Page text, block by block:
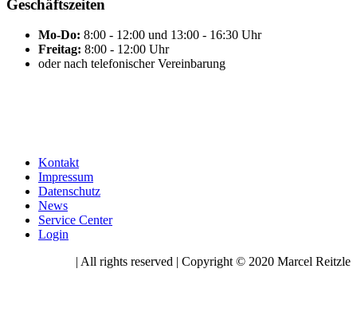
Geschäftszeiten
Mo-Do: 8:00 - 12:00 und 13:00 - 16:30 Uhr
Freitag: 8:00 - 12:00 Uhr
oder nach telefonischer Vereinbarung
Kontakt
Impressum
Datenschutz
News
Service Center
Login
| All rights reserved | Copyright © 2020 Marcel Reitzle